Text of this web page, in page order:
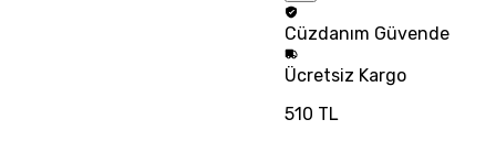
Cüzdanım Güvende
Ücretsiz Kargo
510 TL